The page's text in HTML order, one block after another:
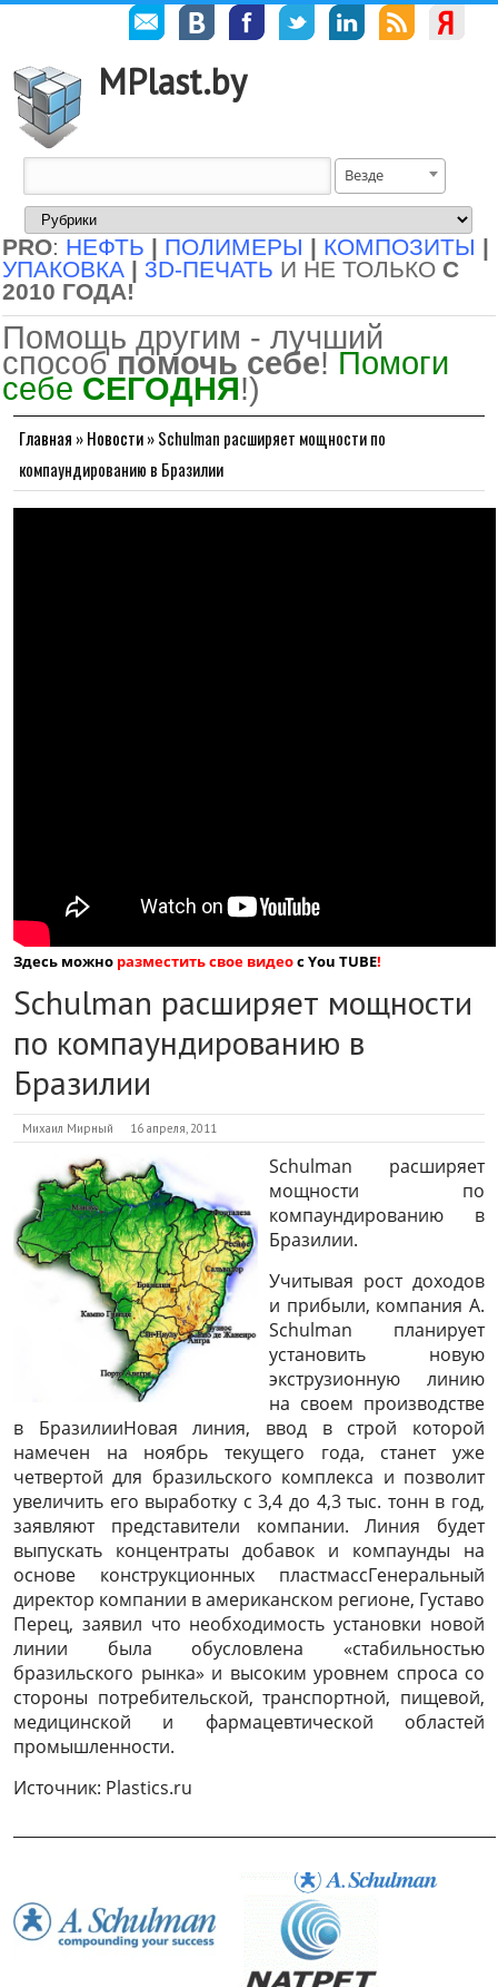
MPlast.by
Везде
PRO: НЕФТЬ | ПОЛИМЕРЫ | КОМПОЗИТЫ |
УПАКОВКА | 3D-ПЕЧАТЬ И НЕ ТОЛЬКО С
2010 ГОДА!
Помощь другим - лучший
способ помочь себе! Помоги
себе СЕГОДНЯ!)
Главная »Новости»Schulman расширяет мощности по
компаундированию в Бразилии
Здесь можно разместить свое видеос You TUBE!
Schulman расширяет мощности
по компаундированию в
Бразилии
Михаил Мирный 16 апреля, 2011
Schulman расширяет
мощности по
компаундированию в
Бразилии.
Учитывая рост доходов
и прибыли, компания A.
Schulman планирует
установить новую
экструзионную линию
на своем производстве
в БразилииНовая линия, ввод в строй которой
намечен на ноябрь текущего года, станет уже
четвертой для бразильского комплекса и позволит
увеличить его выработку с 3,4 до 4,3 тыс. тонн в год,
заявляют представители компании. Линия будет
выпускать концентраты добавок и компаунды на
основе конструкционных пластмассГенеральный
директор компании в американском регионе, Густаво
Перец, заявил что необходимость установки новой
линии была обусловлена «стабильностью
бразильского рынка» и высоким уровнем спроса со
стороны потребительской, транспортной, пищевой,
медицинской и фармацевтической областей
промышленности.
Источник: Plastics.ru